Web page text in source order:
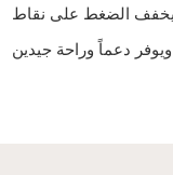
الضغط على نقاط